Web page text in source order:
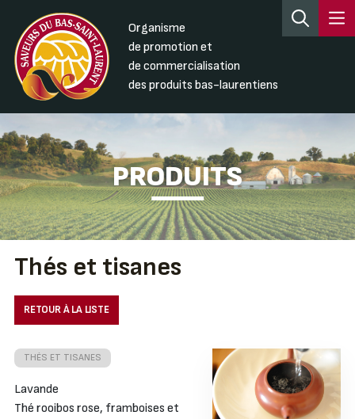
Organisme
de promotion et
de commercialisation
des produits bas-laurentiens
PRODUITS
Thés et tisanes
RETOUR À LA LISTE
THÉS ET TISANES
Lavande
Thé rooibos rose, framboises et